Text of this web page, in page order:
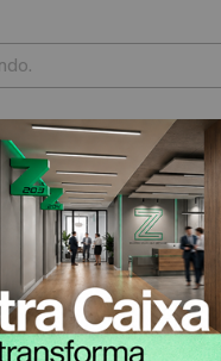
235G